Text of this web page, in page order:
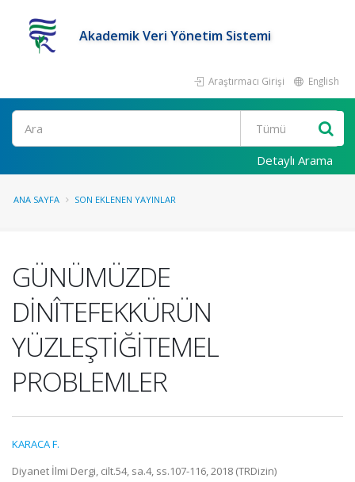
Akademik Veri Yönetim Sistemi
Araştırmacı Girişi English
Ara
Detaylı Arama
ANA SAYFA SON EKLENEN YAYINLAR
GÜNÜMÜZDE
DİNÎTEFEKKÜRÜN
YÜZLEŞTİĞİTEMEL
PROBLEMLER
KARACA F.
Diyanet İlmi Dergi, cilt.54, sa.4, ss.107-116, 2018 (TRDizin)